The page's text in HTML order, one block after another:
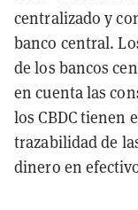
centralizado y
banco central.
de los bancos
en cuenta las
los CBDC tienen
trazabilidad de
dinero en